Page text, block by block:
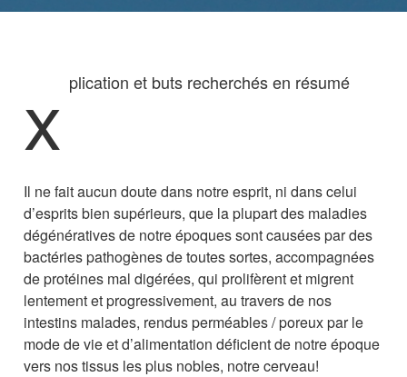
x plication et buts recherchés en résumé
Il ne fait aucun doute dans notre esprit, ni dans celui
d’esprits bien supérieurs, que la plupart des maladies
dégénératives de notre époques sont causées par des
bactéries pathogènes de toutes sortes, accompagnées
de protéines mal digérées, qui prolifèrent et migrent
lentement et progressivement, au travers de nos
intestins malades, rendus perméables / poreux par le
mode de vie et d’alimentation déficient de notre époque
vers nos tissus les plus nobles, notre cerveau!